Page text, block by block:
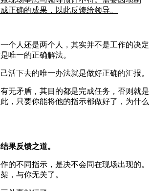
正确的成果，以此反馈给领导。
个人还是两个人，其实并不是工作的决定
唯一的正确解法。
活下去的唯一办法就是做好正确的汇报。
无矛盾，其目的都是完成任务，否则就是
，只要你能将他的指示都做好了，为什么
果反馈之道。
的不同指示，是决不会同在现场出现的。
，与你无关了。